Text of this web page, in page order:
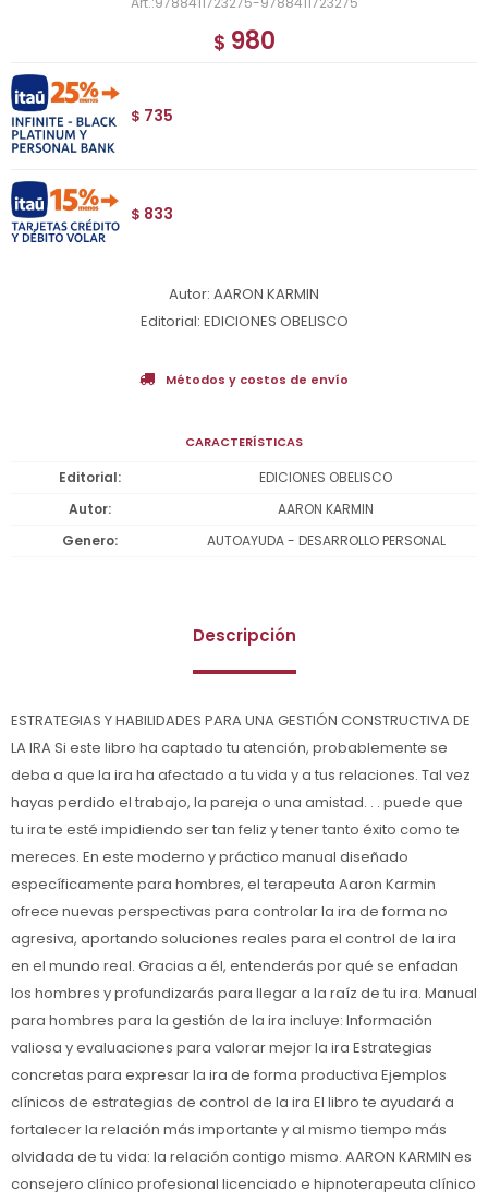
$ 980
$ 735
$ 833
Autor: AARON KARMIN
Editorial: EDICIONES OBELISCO
Métodos y costos de envío
CARACTERÍSTICAS
Editorial
EDICIONES OBELISCO
Autor
AARON KARMIN
Genero
AUTOAYUDA - DESARROLLO PERSONAL
Descripción
ESTRATEGIAS Y HABILIDADES PARA UNA GESTIÓN CONSTRUCTIVA DE
LA IRA Si este libro ha captado tu atención, probablemente se
deba a que la ira ha afectado a tu vida y a tus relaciones. Tal vez
hayas perdido el trabajo, la pareja o una amistad. . . puede que
tu ira te esté impidiendo ser tan feliz y tener tanto éxito como te
mereces. En este moderno y práctico manual diseñado
específicamente para hombres, el terapeuta Aaron Karmin
ofrece nuevas perspectivas para controlar la ira de forma no
agresiva, aportando soluciones reales para el control de la ira
en el mundo real. Gracias a él, entenderás por qué se enfadan
los hombres y profundizarás para llegar a la raíz de tu ira. Manual
para hombres para la gestión de la ira incluye: Información
valiosa y evaluaciones para valorar mejor la ira Estrategias
concretas para expresar la ira de forma productiva Ejemplos
clínicos de estrategias de control de la ira El libro te ayudará a
fortalecer la relación más importante y al mismo tiempo más
olvidada de tu vida: la relación contigo mismo. AARON KARMIN es
consejero clínico profesional licenciado e hipnoterapeuta clínico